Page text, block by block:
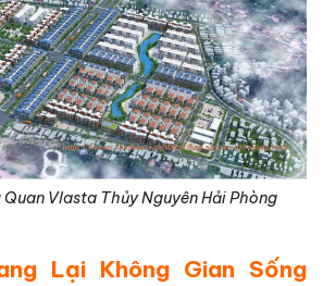
Vlasta Thủy Nguyên Hải Phòng
Lại Không Gian Sống